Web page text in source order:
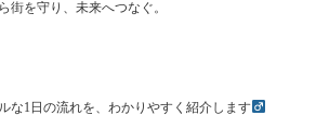
街を守り、未来へつなぐ。
な1日の流れを、わかりやすく紹介します‍